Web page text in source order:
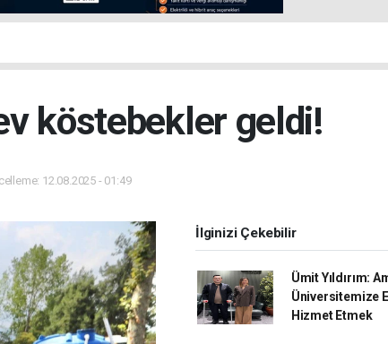
köstebekler geldi!
12.08.2025 - 01:49
İlginizi Çekebilir
Ümit Yıldırım:
Üniversitemize
Hizmet Etmek